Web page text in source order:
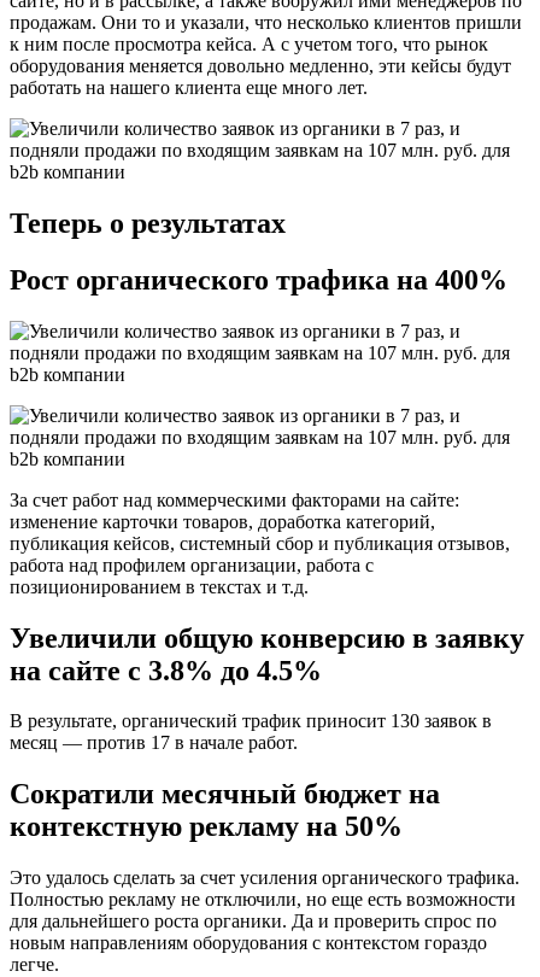
продажам. Они то и указали, что несколько клиентов пришли
к ним после просмотра кейса. А с учетом того, что рынок
оборудования меняется довольно медленно, эти кейсы будут
работать на нашего клиента еще много лет.
Теперь о результатах
Рост органического трафика на 400%
За счет работ над коммерческими факторами на сайте:
изменение карточки товаров, доработка категорий,
публикация кейсов, системный сбор и публикация отзывов,
работа над профилем организации, работа с
позиционированием в текстах и т.д.
Увеличили общую конверсию в заявку
на сайте с 3.8% до 4.5%
В результате, органический трафик приносит 130 заявок в
месяц — против 17 в начале работ.
Сократили месячный бюджет на
контекстную рекламу на 50%
Это удалось сделать за счет усиления органического трафика.
Полностью рекламу не отключили, но еще есть возможности
для дальнейшего роста органики. Да и проверить спрос по
новым направлениям оборудования с контекстом гораздо
легче.